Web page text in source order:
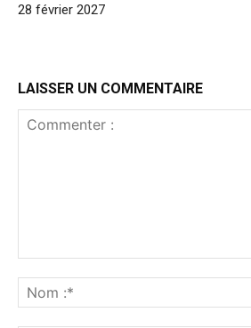
28 février 2027
LAISSER UN COMMENTAIRE